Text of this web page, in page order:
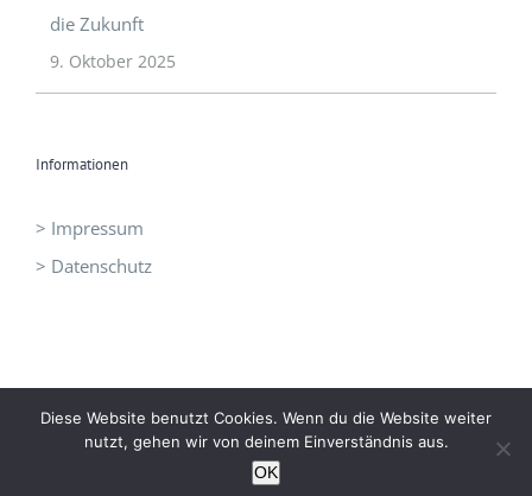
die Zukunft
9. Oktober 2025
Informationen
> Impressum
> Datenschutz
I3 - Initiative Intelligent Innovation |office@idrei.at
1210060
Diese Website benutzt Cookies. Wenn du die Website weiter
nutzt, gehen wir von deinem Einverständnis aus.
OK